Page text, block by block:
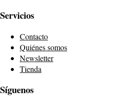
Servicios
Contacto
Quiénes somos
Newsletter
Tienda
Síguenos